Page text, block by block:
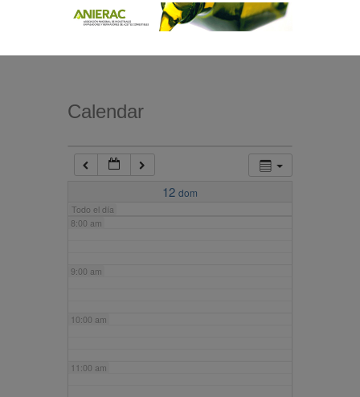
Calendar
12 dom
Todo el día
7:00 am
8:00 am
9:00 am
10:00 am
11:00 am